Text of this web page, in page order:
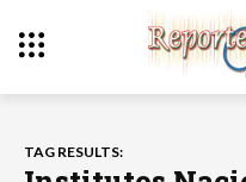
TAG RESULTS: